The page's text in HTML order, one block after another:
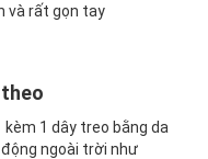
và rất gọn tay
1 dây treo bằng da
ngoài trời như